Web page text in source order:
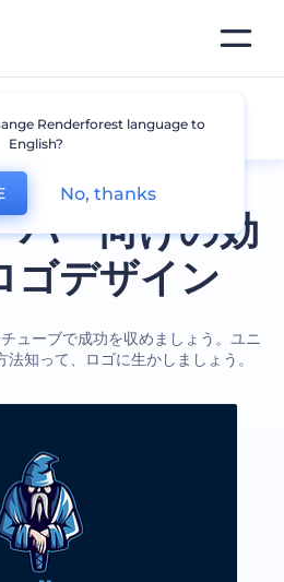
バー向けの効
ゴデザイン
ューブで成功を収めましょう。ユニ
知って、ロゴに生かしましょう。
Renderforest language to
English?
No, thanks